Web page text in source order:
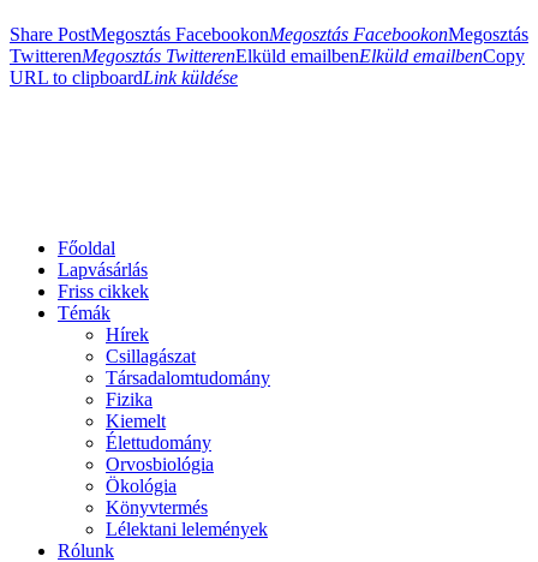
Share PostMegosztás FacebookonMegosztás FacebookonMegosztás
TwitterenMegosztás TwitterenElküld emailbenElküld emailbenCopy
URL to clipboardLink küldése
Főoldal
Lapvásárlás
Friss cikkek
Témák
Hírek
Csillagászat
Társadalomtudomány
Fizika
Kiemelt
Élettudomány
Orvosbiológia
Ökológia
Könyvtermés
Lélektani lelemények
Rólunk